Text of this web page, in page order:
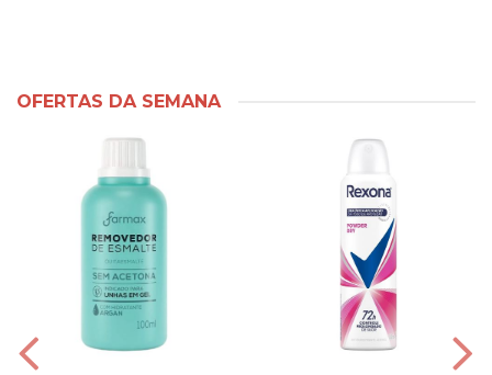
OFERTAS DA SEMANA